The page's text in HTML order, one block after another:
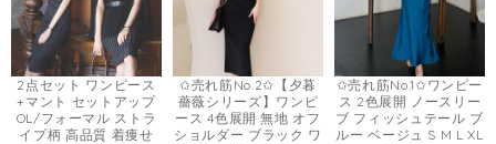
2点セット ワンピース
+マント セットアップ
OL/フォーマル ストラ
イプ柄 高品質 着痩せ
✩売れ筋No.2✩【夕暮
薔薇シリーズ】ワンピ
ース 4色展開 無地 オフ
ショルダー ブラック ワ
✩売れ筋No.1✩ワンピー
ス 2色展開 ノースリー
ブ フィッシュテール ブ
ルー ベージュ S M L XL